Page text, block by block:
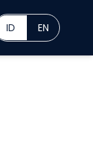
ID EN